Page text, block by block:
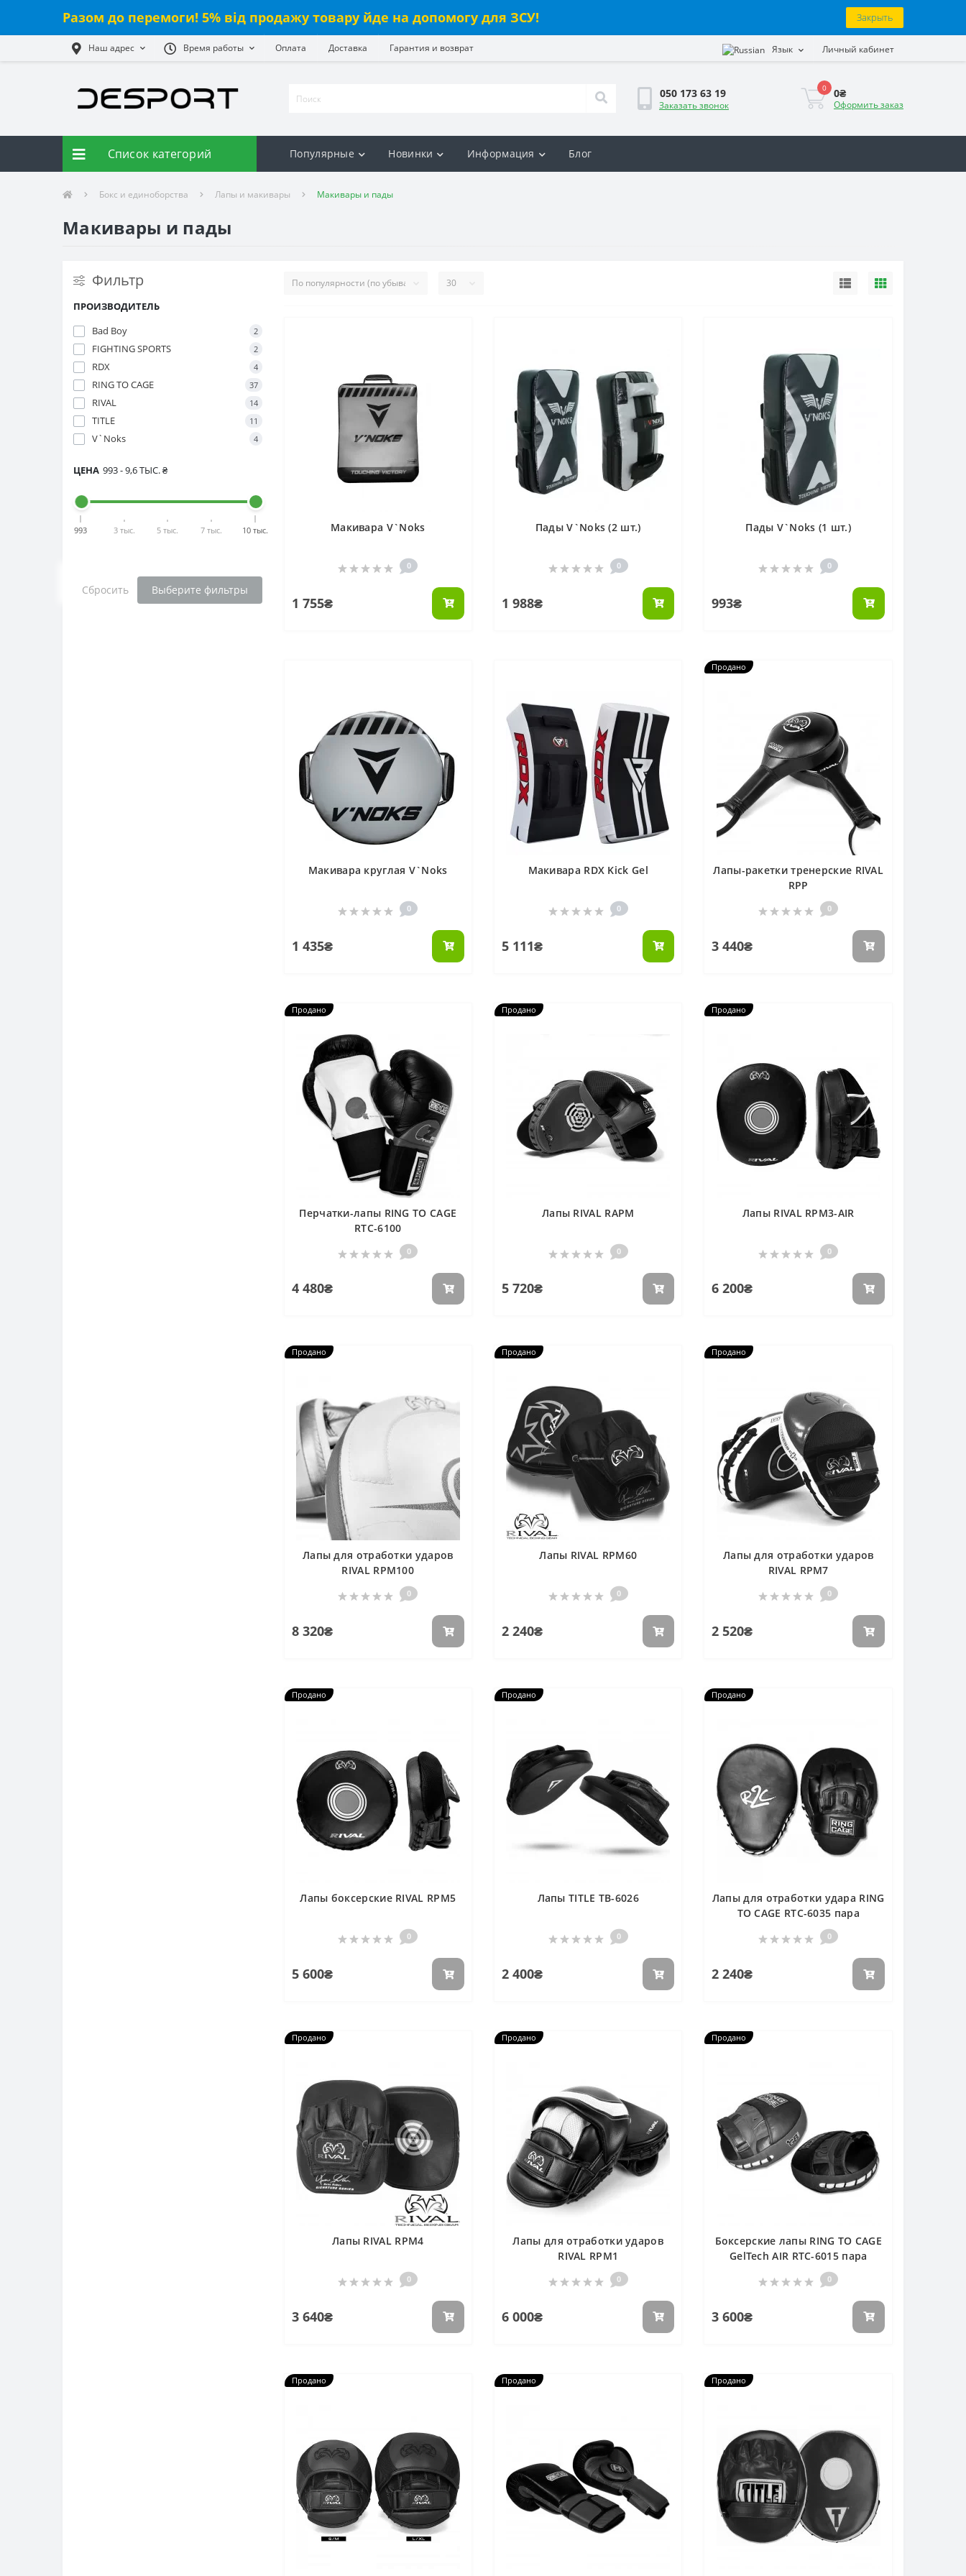
Разом до перемоги! 5% від продажу товару йде на допомогу для ЗСУ! Закрыть
Наш адрес Время работы Оплата Доставка Гарантия и возврат Язык Личный кабинет
050 173 63 19
Заказать звонок
0 0₴
Оформить заказ
Список категорий Популярные Новинки Информация Блог
Бокс и единоборства Лапы и макивары Макивары и пады
Макивары и пады
Фильтр
ПРОИЗВОДИТЕЛЬ
Bad Boy
2
FIGHTING SPORTS 2
RDX 4
RING TO CAGE 37
RIVAL 14
TITLE 11
V`Noks 4
993-9,6 ТЫС.₴
ЦЕНА
993 3 тыс. 5 тыс. 7 тыс. 10 тыс.
Сбросить Выберите фильтры
Макивара V`Noks
0
1 755₴
Пады V`Noks (2 шт.)
0
1 988₴
Пады V`Noks (1 шт.)
0
993₴
Макивара круглая V`Noks
0
1 435₴
Макивара RDX Kick Gel
0
5 111₴
Продано
Лапы-ракетки тренерские RIVAL
RPP
0
3 440₴
Продано
Перчатки-лапы RING TO CAGE
RTC-6100
0
4 480₴
Продано
Лапы RIVAL RAPM
0
5 720₴
Продано
Лапы RIVAL RPM3-AIR
0
6 200₴
Продано
Лапы для отработки ударов
RIVAL RPM100
0
8 320₴
Продано
Лапы RIVAL RPM60
0
2 240₴
Продано
Лапы для отработки ударов
RIVAL RPM7
0
2 520₴
Продано
Лапы боксерские RIVAL RPM5
0
5 600₴
Продано
Лапы TITLE TB-6026
0
2 400₴
Продано
Лапы для отработки удара RING
TO CAGE RTC-6035 пара
0
2 240₴
Продано
Лапы RIVAL RPM4
0
3 640₴
Продано
Лапы для отработки ударов
RIVAL RPM1
0
6 000₴
Продано
Боксерские лапы RING TO CAGE
GelTech AIR RTC-6015 пара
0
3 600₴
Продано Продано Продано